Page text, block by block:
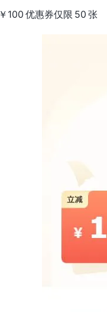
￥100 优惠券仅限 50 张